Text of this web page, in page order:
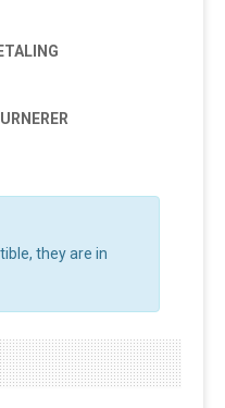
they are in